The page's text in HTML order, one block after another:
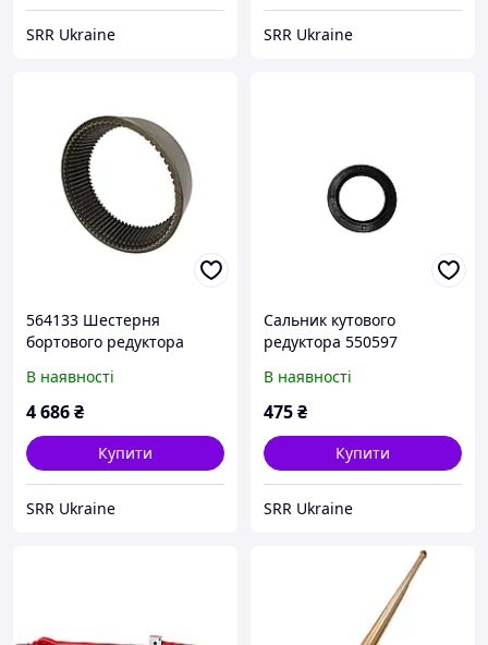
SRR Ukraine SRR Ukraine
564133 Шестерня
бортового редуктора
В наявності
4 686₴
Купити
SRR Ukraine
Сальник кутового
редуктора 550597
В наявності
475₴
Купити
SRR Ukraine